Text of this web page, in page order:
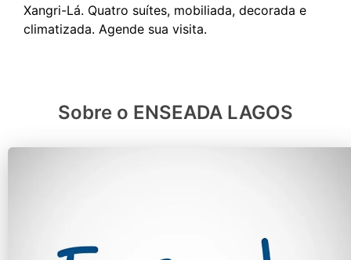
Xangri-Lá. Quatro suítes, mobiliada, decorada e
Sobre o ENSEADA LAGOS